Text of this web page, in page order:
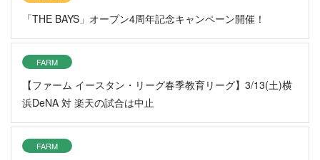
「THE BAYS」オープン4周年記念キャンペーン開催！
FARM
【ファーム イースタン・リーグ春季教育リーグ】3/13(土)横
浜DeNA 対 楽天の試合は中止
FARM